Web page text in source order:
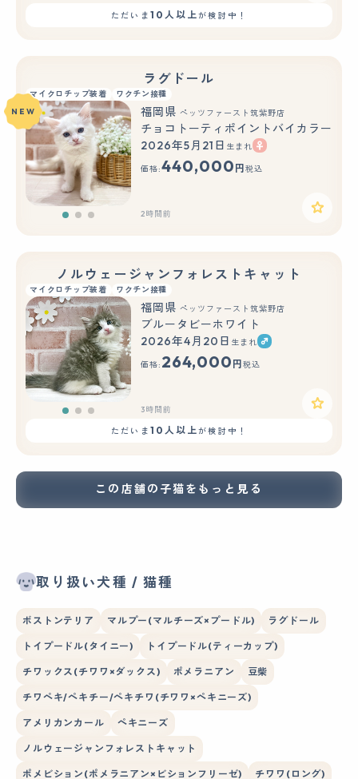
ただいま 10人以上が検討中！
ラグドール
マイクロチップ装着 ワクチン接種
もっと見る
NEW 福岡県 ペッツファースト筑紫野店
チョコトーティポイントバイカラー
2026年5月21日 生まれ
価格:440,000 円税込
2時間前
ノルウェージャンフォレストキャット
マイクロチップ装着 ワクチン接種
もっと見る
福岡県 ペッツファースト筑紫野店
ブルータビーホワイト
2026年4月20日 生まれ
価格: 264,000 円税込
3時間前
ただいま 10人以上が検討中！
この店舗の子猫をもっと見る
取り扱い犬種 / 猫種
ボストンテリア マルプー(マルチーズ×プードル) ラグドール
トイプードル(タイニー) トイプードル(ティーカップ)
チワックス(チワワ×ダックス) ポメラニアン 豆柴
チワペキ/ペキチー/ペキチワ(チワワ×ペキニーズ)
アメリカンカール ペキニーズ
ノルウェージャンフォレストキャット
ポメビション(ポメラニアン×ビションフリーゼ) チワワ(ロング)